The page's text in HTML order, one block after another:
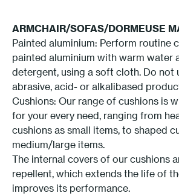
ARMCHAIR/SOFAS/DORMEUSE
Painted aluminium: Perform routine
painted aluminium with warm water
detergent, using a soft cloth. Do not
abrasive, acid- or alkalibased
Cushions: Our range of cushions is
for your every need, ranging from
cushions as small items, to shaped
medium/large items.
The internal covers of our cushions
repellent, which extends the life of
improves its performance.